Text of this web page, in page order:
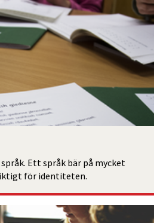
Ett språk bär på mycket
för identiteten.